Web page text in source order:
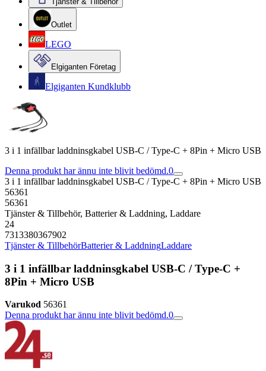
Outlet
LEGO
Elgiganten Företag
Elgiganten Kundklubb
3 i 1 infällbar laddninsgkabel USB-C / Type-C + 8Pin + Micro USB
Denna produkt har ännu inte blivit bedömd.0
3 i 1 infällbar laddninsgkabel USB-C / Type-C + 8Pin + Micro USB
56361
56361
Tjänster & Tillbehör, Batterier & Laddning, Laddare
24
7313380367902
Tjänster & TillbehörBatterier & LaddningLaddare
3 i 1 infällbar laddninsgkabel USB-C / Type-C +
8Pin + Micro USB
Varukod 56361
Denna produkt har ännu inte blivit bedömd.0